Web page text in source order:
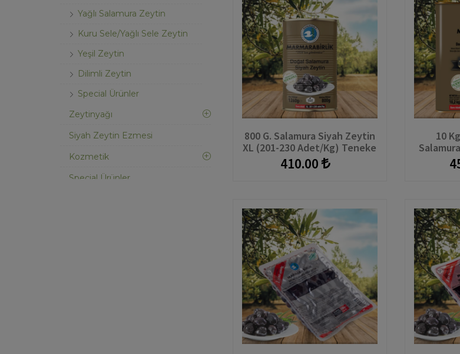
Yağlı Salamura Zeytin
Kuru Sele/Yağlı Sele Zeytin
Yeşil Zeytin
Dilimli Zeytin
Special Ürünler
Zeytinyağı
Siyah Zeytin Ezmesi
Kozmetik
Special Ürünler
800 G. Salamura Siyah Zeytin
XL (201-230 Adet/kg) Teneke
410.00
10
(201-